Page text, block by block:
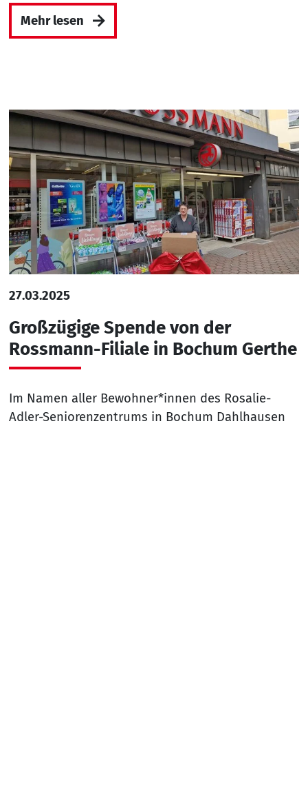
Mehr lesen
27.03.2025
Großzügige Spende von der
Rossmann-Filiale in Bochum Gerthe
Im Namen aller Bewohner*innen des Rosalie-
Adler-Seniorenzentrums in Bochum Dahlhausen